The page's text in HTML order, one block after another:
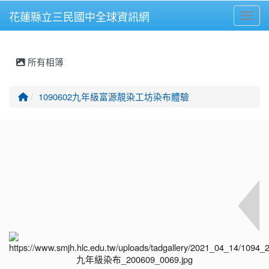
⏸
花蓮縣立三民國中全球資訊網
所有相簿
回首頁
1090602九年級富源靚染工坊染布體驗